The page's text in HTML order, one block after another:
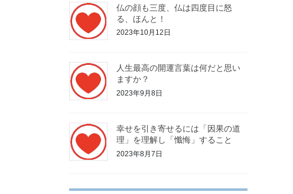
仏の顔も三度、仏は四度目に怒
る、ほんと！
2023年10月12日
人生最高の開運言葉は何だと思い
ますか？
2023年9月8日
幸せを引き寄せるには「因果の道
理」を理解し「懺悔」すること
2023年8月7日